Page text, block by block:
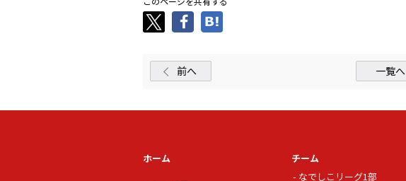
前へ 一覧へ
ホーム
チーム
なでしこリーグ1部